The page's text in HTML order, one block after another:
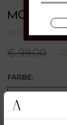
SKU:
€ 99.00 -
FARBE:
ZUM